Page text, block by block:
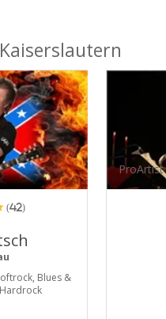
(42)
Blues &
ProArtist